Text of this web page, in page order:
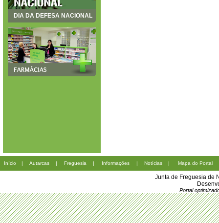
DIA DA DEFESA NACIONAL
Início | Autarcas | Freguesia | Informações | Notícias | Mapa do Portal
Junta de Freguesia de
Portal